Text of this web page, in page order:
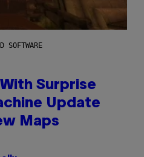
SOFTWARE
Surprise
Update
Maps